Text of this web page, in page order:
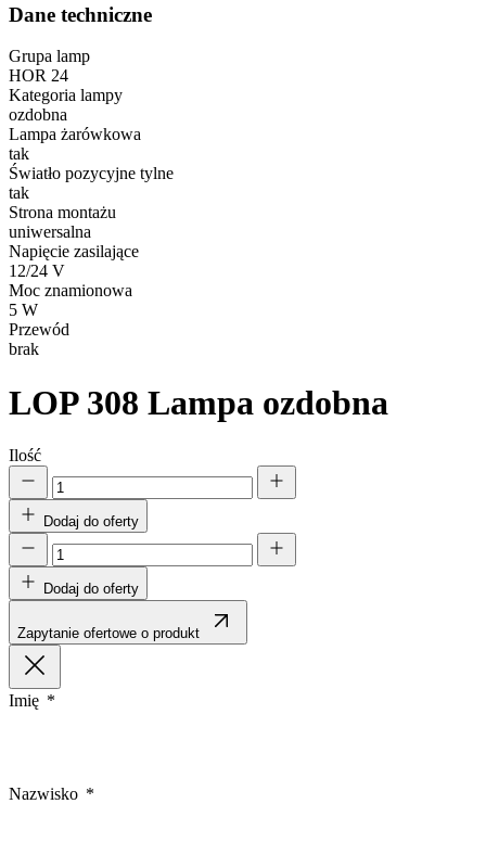
Dane techniczne
Grupa lamp
HOR 24
Kategoria lampy
ozdobna
Lampa żarówkowa
tak
Światło pozycyjne tylne
tak
Strona montażu
uniwersalna
Napięcie zasilające
12/24 V
Moc znamionowa
5 W
Przewód
brak
LOP 308 Lampa ozdobna
Ilość
Dodaj do oferty
Dodaj do oferty
Zapytanie ofertowe o produkt
Imię
Nazwisko